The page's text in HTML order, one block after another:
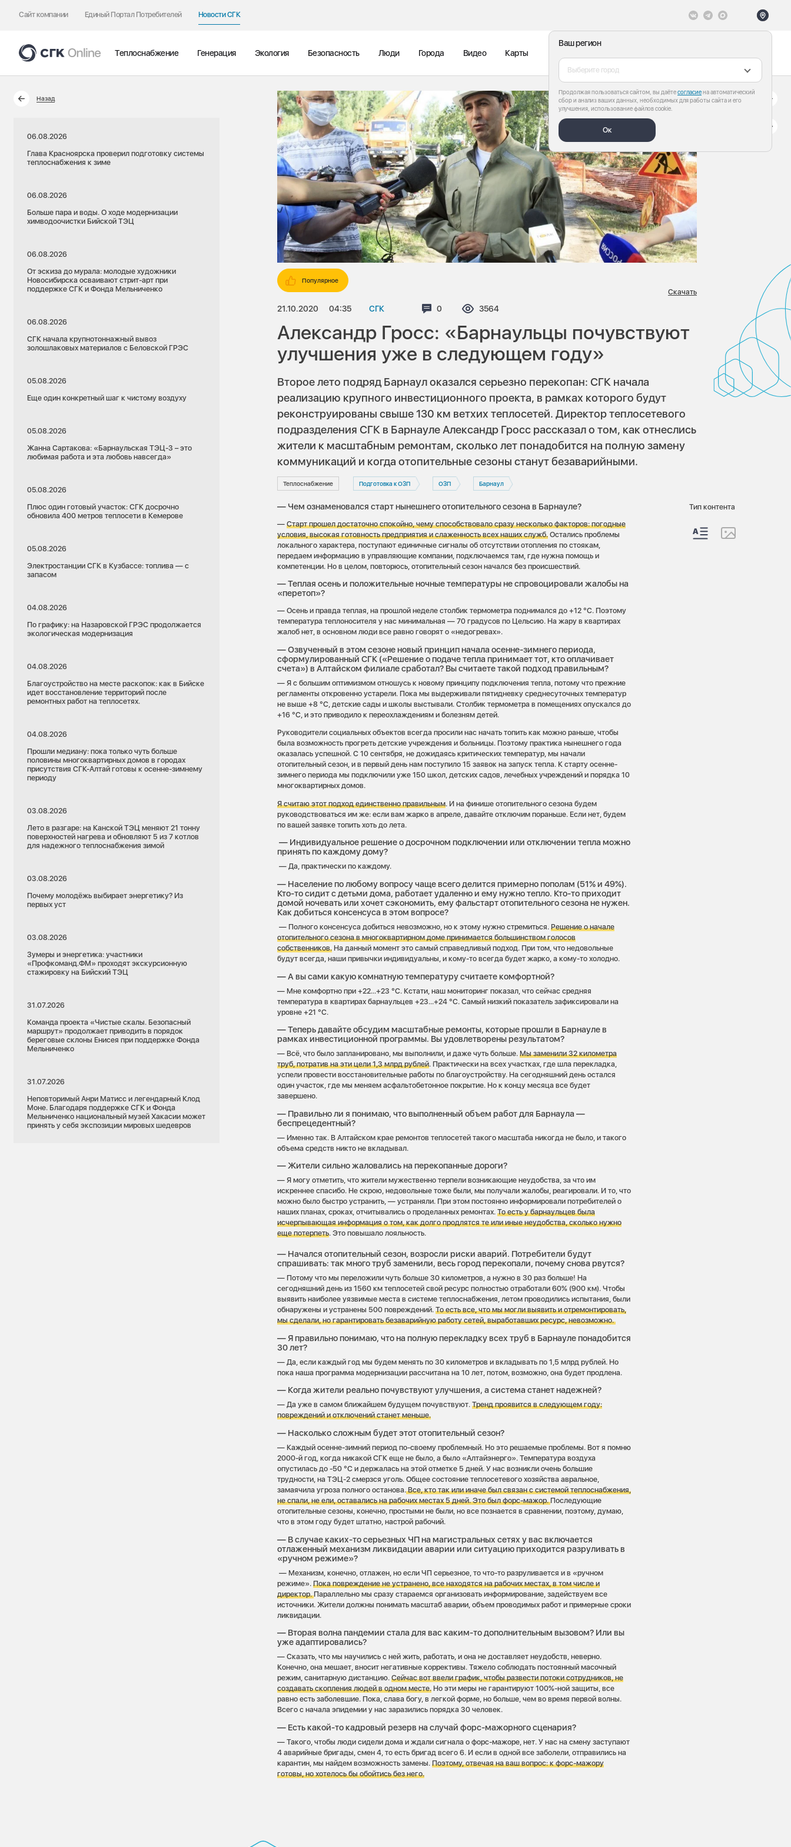
Сайт компании Единый Портал Потребителей Новости СГК
Ваш регион
Выберите город
Продолжая пользоваться сайтом, вы даётесогласиена автоматический
сбор и анализ ваших данных, необходимых для работы сайта и его
улучшения, использование файлов cookie.
Ок
Теплоснабжение Генерация Экология Безопасность Люди Города Видео Карты
Назад
06.08.2026
Глава Красноярска проверил подготовку системы
теплоснабжения к зиме
06.08.2026
Больше пара и воды. О ходе модернизации
химводоочистки Бийской ТЭЦ
06.08.2026
От эскиза до мурала: молодые художники
Новосибирска осваивают стрит-арт при
поддержке СГК и Фонда Мельниченко
06.08.2026
СГК начала крупнотоннажный вывоз
золошлаковых материалов с Беловской ГРЭС
05.08.2026
Еще один конкретный шаг к чистому воздуху
05.08.2026
Жанна Сартакова: «Барнаульская ТЭЦ-3 – это
любимая работа и эта любовь навсегда»
05.08.2026
Плюс один готовый участок: СГК досрочно
обновила 400 метров теплосети в Кемерове
05.08.2026
Электростанции СГК в Кузбассе: топлива — с
запасом
04.08.2026
По графику: на Назаровской ГРЭС продолжается
экологическая модернизация
04.08.2026
Благоустройство на месте раскопок: как в Бийске
идет восстановление территорий после
ремонтных работ на теплосетях.
04.08.2026
Прошли медиану: пока только чуть больше
половины многоквартирных домов в городах
присутствия СГК-Алтай готовы к осенне-зимнему
периоду
03.08.2026
Лето в разгаре: на Канской ТЭЦ меняют 21 тонну
поверхностей нагрева и обновляют 5 из 7 котлов
для надежного теплоснабжения зимой
03.08.2026
Почему молодёжь выбирает энергетику? Из
первых уст
03.08.2026
Зумеры и энергетика: участники
«Профкоманд.ФМ» проходят экскурсионную
стажировку на Бийский ТЭЦ
31.07.2026
Команда проекта «Чистые скалы. Безопасный
маршрут» продолжает приводить в порядок
береговые склоны Енисея при поддержке Фонда
Мельниченко
31.07.2026
Неповторимый Анри Матисс и легендарный Клод
Моне. Благодаря поддержке СГК и Фонда
Мельниченко национальный музей Хакасии может
принять у себя экспозиции мировых шедевров
Популярное
21.10.2020 04:35 СГК Комментариев:
0 Просмотров:
3564
Скачать
Александр Гросс: «Барнаульцы почувствуют
улучшения уже в следующем году»
Второе лето подряд Барнаул оказался серьезно перекопан: СГК начала
реализацию крупного инвестиционного проекта, в рамках которого будут
реконструированы свыше 130 км ветхих теплосетей. Директор теплосетевого
подразделения СГК в Барнауле Александр Гросс рассказал о том, как отнеслись
жители к масштабным ремонтам, сколько лет понадобится на полную замену
коммуникаций и когда отопительные сезоны станут безаварийными.
Теплоснабжение Подготовка к ОЗП ОЗП Барнаул
— Чем ознаменовался старт нынешнего отопительного сезона в Барнауле?
—Старт прошел достаточно спокойно, чему способствовало сразу несколько факторов: погодные
условия, высокая готовность предприятия и слаженность всех наших служб. Остались проблемы
локального характера, поступают единичные сигналы об отсутствии отопления по стоякам,
передаем информацию в управляющие компании, подключаемся там, где нужна помощь и
компетенции. Но в целом, повторюсь, отопительный сезон начался без происшествий.
— Теплая осень и положительные ночные температуры не спровоцировали жалобы на
«перетоп»?
— Осень и правда теплая, на прошлой неделе столбик термометра поднимался до +12 °С. Поэтому
температура теплоносителя у нас минимальная — 70 градусов по Цельсию. На жару в квартирах
жалоб нет, в основном люди все равно говорят о «недогревах».
— Озвученный в этом сезоне новый принцип начала осенне-зимнего периода,
сформулированный СГК («Решение о подаче тепла принимает тот, кто оплачивает
счета») в Алтайском филиале сработал? Вы считаете такой подход правильным?
— Я с большим оптимизмом отношусь к новому принципу подключения тепла, потому что прежние
регламенты откровенно устарели. Пока мы выдерживали пятидневку среднесуточных температур
не выше +8 °С, детские сады и школы выстывали. Столбик термометра в помещениях опускался до
+16 °С, и это приводило к переохлаждениям и болезням детей.
Руководители социальных объектов всегда просили нас начать топить как можно раньше, чтобы
была возможность прогреть детские учреждения и больницы. Поэтому практика нынешнего года
оказалась успешной. С 10 сентября, не дожидаясь критических температур, мы начали
отопительный сезон, и в первый день нам поступило 15 заявок на запуск тепла. К старту осенне-
зимнего периода мы подключили уже 150 школ, детских садов, лечебных учреждений и порядка 10
многоквартирных домов.
Я считаю этот подход единственно правильным. И на финише отопительного сезона будем
руководствоваться им же: если вам жарко в апреле, давайте отключим пораньше. Если нет, будем
по вашей заявке топить хоть до лета.
— Индивидуальное решение о досрочном подключении или отключении тепла можно
принять по каждому дому?
— Да, практически по каждому.
— Население по любому вопросу чаще всего делится примерно пополам (51% и 49%).
Кто-то сидит с детьми дома, работает удаленно и ему нужно тепло. Кто-то приходит
домой ночевать или хочет сэкономить, ему фальстарт отопительного сезона не нужен.
Как добиться консенсуса в этом вопросе?
— Полного консенсуса добиться невозможно, но к этому нужно стремиться.Решение о начале
отопительного сезона в многоквартирном доме принимается большинством голосов
собственников. На данный момент это самый справедливый подход. При том, что недовольные
будут всегда, наши привычки индивидуальны, и кому-то всегда будет жарко, а кому-то холодно.
— А вы сами какую комнатную температуру считаете комфортной?
— Мне комфортно при +22...+23 °С. Кстати, наш мониторинг показал, что сейчас средняя
температура в квартирах барнаульцев +23...+24 °С. Самый низкий показатель зафиксировали на
уровне +21 °С.
— Теперь давайте обсудим масштабные ремонты, которые прошли в Барнауле в
рамках инвестиционной программы. Вы удовлетворены результатом?
— Всё, что было запланировано, мы выполнили, и даже чуть больше.Мы заменили 32 километра
труб, потратив на эти цели 1,3 млрд рублей. Практически на всех участках, где шла перекладка,
успели провести восстановительные работы по благоустройству. На сегодняшний день остался
один участок, где мы меняем асфальтобетонное покрытие. Но к концу месяца все будет
завершено.
— Правильно ли я понимаю, что выполненный объем работ для Барнаула —
беспрецедентный?
— Именно так. В Алтайском крае ремонтов теплосетей такого масштаба никогда не было, и такого
объема средств никто не вкладывал.
— Жители сильно жаловались на перекопанные дороги?
— Я могу отметить, что жители мужественно терпели возникающие неудобства, за что им
искреннее спасибо. Не скрою, недовольные тоже были, мы получали жалобы, реагировали. И то, что
можно было быстро устранить, — устраняли. При этом постоянно информировали потребителей о
наших планах, сроках, отчитывались о проделанных ремонтах.То есть у барнаульцев была
исчерпывающая информация о том, как долго продлятся те или иные неудобства, сколько нужно
еще потерпеть. Это повышало лояльность.
— Начался отопительный сезон, возросли риски аварий. Потребители будут
спрашивать: так много труб заменили, весь город перекопали, почему снова рвутся?
— Потому что мы переложили чуть больше 30 километров, а нужно в 30 раз больше! На
сегодняшний день из 1560 км теплосетей свой ресурс полностью отработали 60% (900 км). Чтобы
выявить наиболее уязвимые места в системе теплоснабжения, летом проводились испытания, были
обнаружены и устранены 500 повреждений.То есть все, что мы могли выявить и отремонтировать,
мы сделали, но гарантировать безаварийную работу сетей, выработавших ресурс, невозможно.
— Я правильно понимаю, что на полную перекладку всех труб в Барнауле понадобится
30 лет?
— Да, если каждый год мы будем менять по 30 километров и вкладывать по 1,5 млрд рублей. Но
пока наша программа модернизации рассчитана на 10 лет, потом, возможно, она будет продлена.
— Когда жители реально почувствуют улучшения, а система станет надежней?
— Да уже в самом ближайшем будущем почувствуют.Тренд проявится в следующем году:
повреждений и отключений станет меньше.
— Насколько сложным будет этот отопительный сезон?
— Каждый осенне-зимний период по-своему проблемный. Но это решаемые проблемы. Вот я помню
2000-й год, когда никакой СГК еще не было, а было «Алтайэнерго». Температура воздуха
опустилась до -50 °С и держалась на этой отметке 5 дней. У нас возникли очень большие
трудности, на ТЭЦ-2 смерзся уголь. Общее состояние теплосетевого хозяйства авральное,
замаячила угроза полного останова.Все, кто так или иначе был связан с системой теплоснабжения,
не спали, не ели, оставались на рабочих местах 5 дней. Это был форс-мажор.Последующие
отопительные сезоны, конечно, простыми не были, но все познается в сравнении, поэтому, думаю,
что в этом году будет штатно, настрой рабочий.
— В случае каких-то серьезных ЧП на магистральных сетях у вас включается
отлаженный механизм ликвидации аварии или ситуацию приходится разруливать в
«ручном режиме»?
— Механизм, конечно, отлажен, но если ЧП серьезное, то что-то разруливается и в «ручном
режиме».Пока повреждение не устранено, все находятся на рабочих местах, в том числе и
директор.Параллельно мы сразу стараемся организовать информирование, задействуем все
источники. Жители должны понимать масштаб аварии, объем проводимых работ и примерные сроки
ликвидации.
— Вторая волна пандемии стала для вас каким-то дополнительным вызовом? Или вы
уже адаптировались?
— Сказать, что мы научились с ней жить, работать, и она не доставляет неудобств, неверно.
Конечно, она мешает, вносит негативные коррективы. Тяжело соблюдать постоянный масочный
режим, санитарную дистанцию.Сейчас вот ввели график, чтобы развести потоки сотрудников, не
создавать скопления людей в одном месте. Но эти меры не гарантируют 100%-ной защиты, все
равно есть заболевшие. Пока, слава богу, в легкой форме, но больше, чем во время первой волны.
Всего с начала эпидемии у нас заразились порядка 30 человек.
— Есть какой-то кадровый резерв на случай форс-мажорного сценария?
— Такого, чтобы люди сидели дома и ждали сигнала о форс-мажоре, нет. У нас на смену заступают
4 аварийные бригады, смен 4, то есть бригад всего 6. И если в одной все заболели, отправились на
карантин, мы найдем возможность замены.Поэтому, отвечая на ваш вопрос: к форс-мажору
готовы, но хотелось бы обойтись без него.
Тип контента